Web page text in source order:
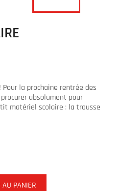
la prochaine rentrée des
procurer absolument pour
matériel scolaire : la trousse
AU PANIER